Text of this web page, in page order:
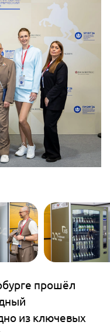
прошёл
из ключевых